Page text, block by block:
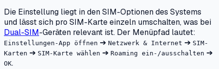
Die Einstellung liegt in den SIM-Optionen des Systems
und lässt sich pro SIM-Karte einzeln umschalten, was bei
Dual-SIM-Geräten relevant ist. Der Menüpfad lautet:
Einstellungen-App öffnen ➔ Netzwerk & Internet ➔ SIM-
Karten ➔ SIM-Karte wählen ➔ Roaming ein-/ausschalten ➔
OK.